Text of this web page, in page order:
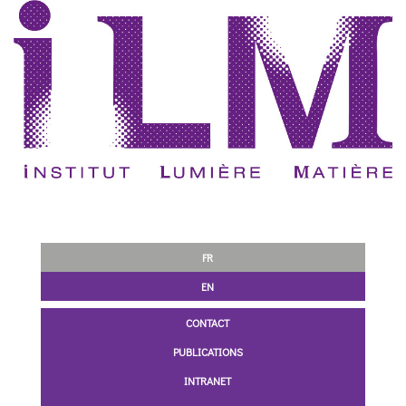
FR
EN
CONTACT
PUBLICATIONS
INTRANET